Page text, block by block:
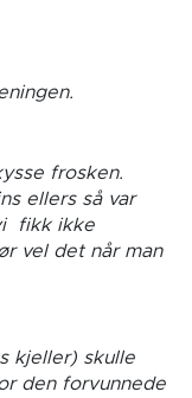
frosken.
ellers så var
fikk ikke
vel det når man
kjeller) skulle
den forvunnede